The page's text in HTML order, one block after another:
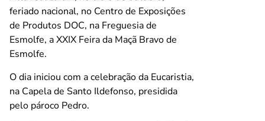
feriado nacional, no Centro de Exposições
de Produtos DOC, na Freguesia de
Esmolfe, a XXIX Feira da Maçã Bravo de
Esmolfe.
O dia iniciou com a celebração da Eucaristia,
na Capela de Santo Ildefonso, presidida
pelo pároco Pedro.